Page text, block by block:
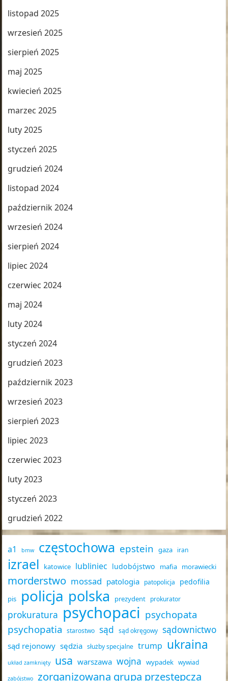
listopad 2025
wrzesień 2025
sierpień 2025
maj 2025
kwiecień 2025
marzec 2025
luty 2025
styczeń 2025
grudzień 2024
listopad 2024
październik 2024
wrzesień 2024
sierpień 2024
lipiec 2024
czerwiec 2024
maj 2024
luty 2024
styczeń 2024
grudzień 2023
październik 2023
wrzesień 2023
sierpień 2023
lipiec 2023
czerwiec 2023
luty 2023
styczeń 2023
grudzień 2022
a1 bmw częstochowa epstein gaza iran
izrael katowice lubliniec ludobójstwo mafia morawiecki
morderstwo mossad patologia patopolicja pedofilia
pis policja polska prezydent prokurator
prokuratura psychopaci psychopata
psychopatia
starostwo sąd sąd okręgowy sądownictwo
sąd rejonowy sędzia służby specjalne trump ukraina
układ zamknięty usa warszawa wojna wypadek wywiad
zabójstwo zorganizowana grupa przestępcza